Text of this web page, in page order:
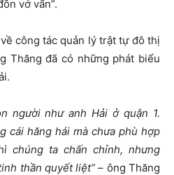
vớ vẩn”.
công tác quản lý trật tự đô thị
Thăng đã có những phát biểu
người như anh Hải ở quận 1.
cái hăng hái mà chưa phù hợp
chúng ta chấn chỉnh, nhưng
thần quyết liệt” – ông Thăng